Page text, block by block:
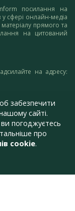
посилання на
у сфері онлайн-медіа
прямого та
на цитований
на адресу:
забезпечити
сайті.
погоджуєтесь
про
cookie.